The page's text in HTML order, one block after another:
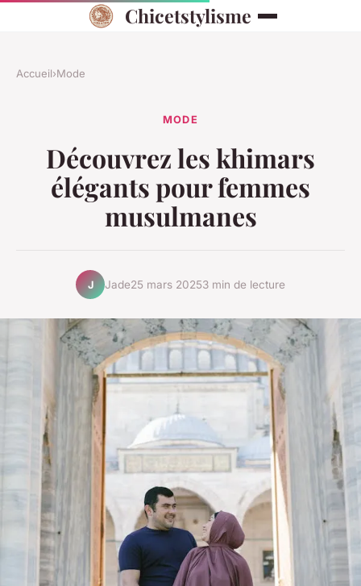
Chicetstylisme
Accueil›Mode
MODE
Découvrez les khimars
élégants pour femmes
musulmanes
J Jade25 mars 20253 min de lecture